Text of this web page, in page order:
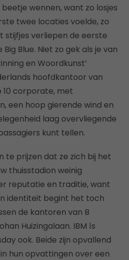
wennen, want zo losjes
twee locaties voelde, zo
stijfjes verliepen de eerste
Blue. Niet zo gek als je van
en Woordkunst’
hoofdkantoor van
10 corporate, met
een hoop gierende wind en
laag overvliegende
kunt tellen.
te prijzen dat ze zich bij het
thuisstadion weinig
reputatie en traditie, want
identiteit begint het toch
de kantoren van B
Huizingalaan. IBM ís
ook. Beide zijn opvallend
hun opvattingen over een